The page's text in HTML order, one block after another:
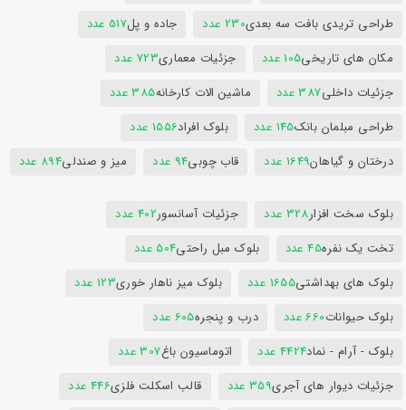
طراحی تریدی بافت سه بعدی230 عدد جاده و پل517 عدد
مکان های تاریخی105 عدد جزئیات معماری723 عدد
جزئیات داخلی387 عدد ماشین الات کارخانه385 عدد
طراحی مبلمان بانک145 عدد بلوک افراد1556 عدد
درختان و گیاهان1649 عدد قاب چوبی94 عدد میز و صندلی894 عدد
بلوک سخت افزار328 عدد جزئیات آسانسور402 عدد
تخت یک نفره45 عدد بلوک مبل راحتی504 عدد
بلوک های بهداشتی1655 عدد بلوک میز ناهار خوری123 عدد
بلوک حیوانات660 عدد درب و پنجره605 عدد
بلوک - آرام - نماد4424 عدد اتوماسیون باغ307 عدد
جزئیات دیوار های آجری359 عدد قالب اسکلت فلزی446 عدد